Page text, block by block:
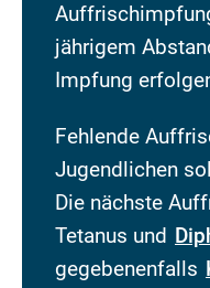
jährigem
Impfung
Fehlende
Jugendlichen
Die nächste
Tetanus und
gegebenenfalls